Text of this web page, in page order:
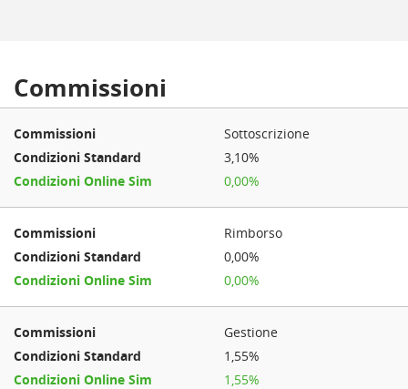
Commissioni
Sottoscrizione
3,10%
0,00%
Rimborso
0,00%
0,00%
Gestione
1,55%
1,55%